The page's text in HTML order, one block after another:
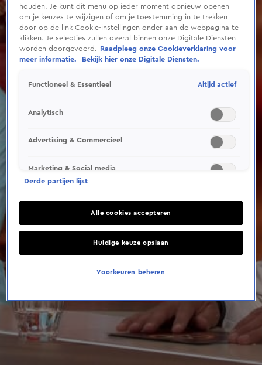
houden. Je kunt dit menu op ieder moment opnieuw openen
om je keuzes te wijzigen of om je toestemming in te trekken
door op de link Cookie-instellingen onder aan de webpagina te
klikken. Je selecties zullen overal binnen onze Digitale Diensten
worden doorgevoerd.
Raadpleeg onze Cookieverklaring voor
meer informatie.
Bekijk hier onze Digitale Diensten.
Functioneel & Essentieel Altijd actief
Analytisch
Advertising & Commercieel
Marketing & Social media
Derde partijen lijst
Alle cookies accepteren
Huidige keuze opslaan
Voorkeuren beheren